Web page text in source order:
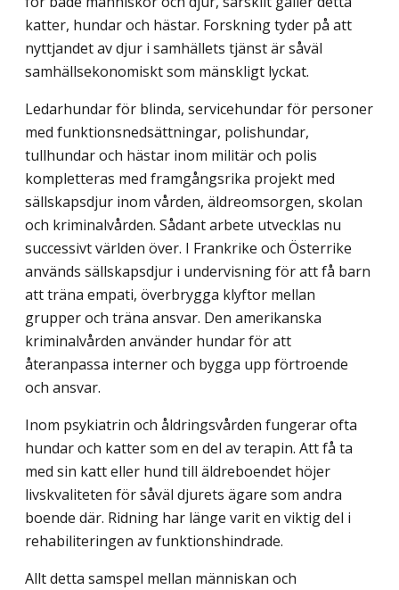
katter, hundar och hästar. Forskning tyder på att
nyttjandet av djur i samhällets tjänst är såväl
samhällsekonomiskt som mänskligt lyckat.
Ledarhundar för blinda, servicehundar för personer
med funktionsnedsättningar, polishundar,
tullhundar och hästar inom militär och polis
kompletteras med framgångsrika projekt med
sällskapsdjur inom vården, äldreomsorgen, skolan
och kriminalvården. Sådant arbete utvecklas nu
successivt världen över. I Frankrike och Österrike
används sällskapsdjur i undervisning för att få barn
att träna empati, överbrygga klyftor mellan
grupper och träna ansvar. Den amerikanska
kriminalvården använder hundar för att
återanpassa interner och bygga upp förtroende
och ansvar.
Inom psykiatrin och åldringsvården fungerar ofta
hundar och katter som en del av terapin. Att få ta
med sin katt eller hund till äldreboendet höjer
livskvaliteten för såväl djurets ägare som andra
boende där. Ridning har länge varit en viktig del i
rehabiliteringen av funktionshindrade.
Allt detta samspel mellan människan och